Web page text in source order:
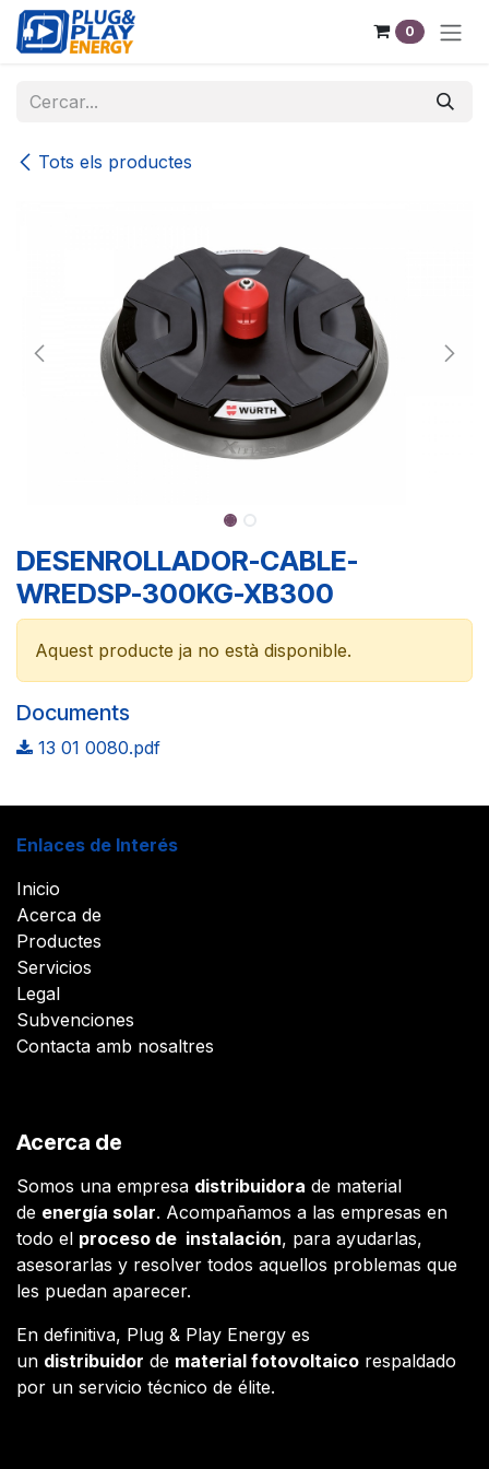
Skip to Content
0
Tots els productes
DESENROLLADOR-CABLE-
WREDSP-300KG-XB300
Aquest producte ja no està disponible.
Documents
13 01 0080.pdf
Enlaces de Interés
Inicio
Acerca de
Productes
Servicios
Legal
Subvenciones
Contacta amb nosaltres
Acerca de
Somos una empresa distribuidora de material
de energía solar. Acompañamos a las empresas en
todo el proceso de instalación, para ayudarlas,
asesorarlas y resolver todos aquellos problemas que
les puedan aparecer.
En definitiva, Plug & Play Energy es
un distribuidor de material fotovoltaico respaldado
por un servicio técnico de élite.